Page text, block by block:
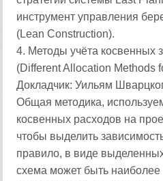
инструмент управления
(Lean Construction).
4. Методы учёта косвенных
(Different Allocation Methods
Докладчик: Уильям
Общая методика,
косвенных расходов на
чтобы выделить
правило, в виде
схема может быть